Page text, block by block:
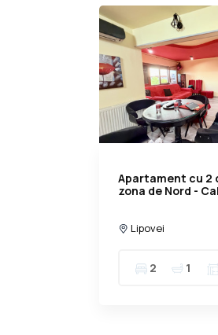
Apartament cu 2
zona de Nord -
Lipovei
2 1